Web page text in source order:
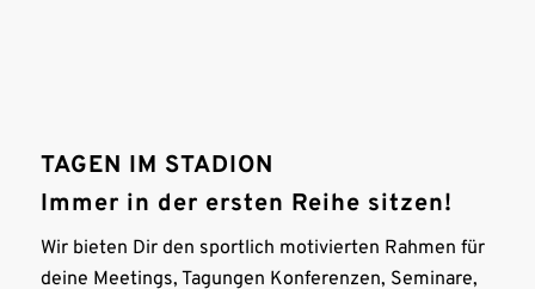
TAGEN IM STADION
Immer in der ersten Reihe sitzen!
Wir bieten Dir den sportlich motivierten Rahmen für
deine Meetings, Tagungen Konferenzen, Seminare,